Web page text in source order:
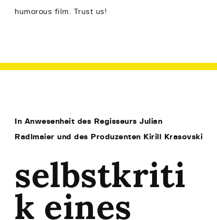
humorous film. Trust us!
In Anwesenheit des Regisseurs Julian
Radlmaier und des Produzenten Kirill Krasovski
selbstkriti
k eines